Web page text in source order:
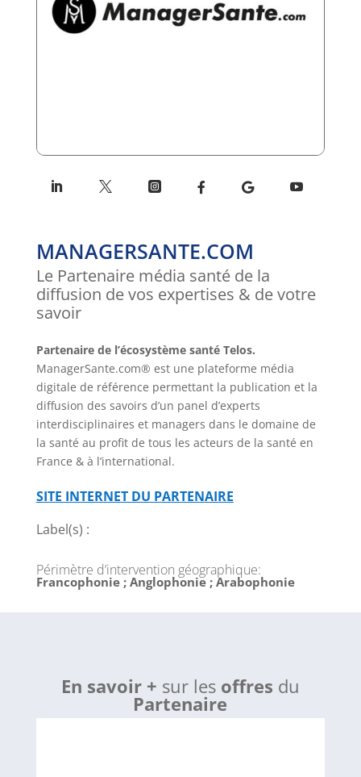
MANAGERSANTE.COM
Le Partenaire média santé de la
diffusion de vos expertises & de votre
savoir
Partenaire de l’écosystème santé Telos.
ManagerSante.com® est une plateforme média
digitale de référence permettant la publication et la
diffusion des savoirs d’un panel d’experts
interdisciplinaires et managers dans le domaine de
la santé au profit de tous les acteurs de la santé en
France & à l’international.
SITE INTERNET DU PARTENAIRE
Label(s) :
Périmètre d’intervention géographique:
Francophonie ; Anglophonie ; Arabophonie
En savoir + sur les offres du
Partenaire